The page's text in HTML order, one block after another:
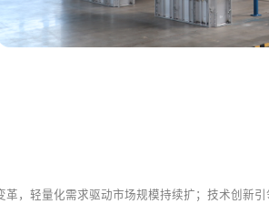
，轻量化需求驱动市场规模持续扩；技术创新